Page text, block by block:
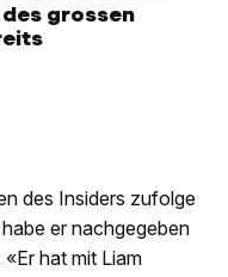
des grossen
des Insiders zufolge
er nachgegeben
hat mit Liam